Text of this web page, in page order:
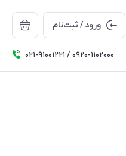
ورود / ثبت‌نام
۰۲۱-91001221 / 0920-1102000